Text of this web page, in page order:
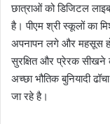
छात्राओं को डिजिटल
है। पीएम श्री स्कूलों का
अपनापन लगे और महसूस
सुरक्षित और प्रेरक सीखने
अच्छा भौतिक बुनियादी
जा रहे है।